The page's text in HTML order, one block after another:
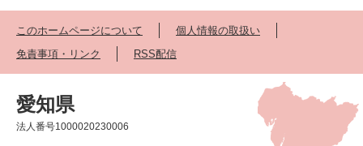
このホームページについて
個人情報の取扱い
免責事項・リンク
RSS配信
愛知県
法人番号1000020230006